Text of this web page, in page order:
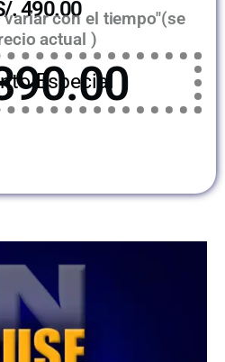
. 490.00con el tiempo"(se
actual )
Especial